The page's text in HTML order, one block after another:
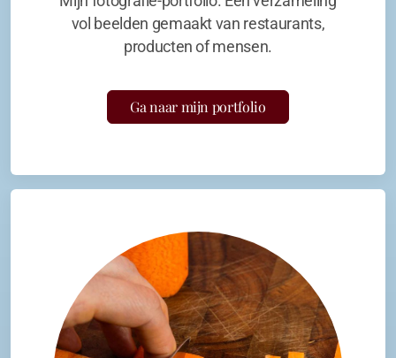
vol beelden gemaakt van restaurants,
producten of mensen.
Ga naar mijn portfolio